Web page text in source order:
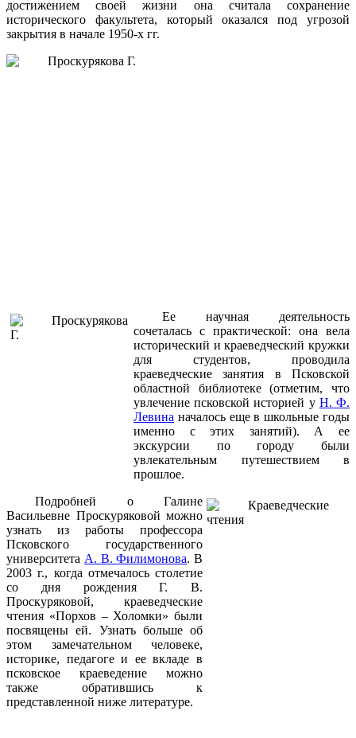
достижением своей жизни она считала сохранение
исторического факультета, который оказался под угрозой
закрытия в начале 1950-х гг.
Ее научная деятельность
сочеталась с практической: она вела
исторический и краеведческий кружки
для студентов, проводила
краеведческие занятия в Псковской
областной библиотеке (отметим, что
увлечение псковской историей у Н. Ф.
Левина началось еще в школьные годы
именно с этих занятий). А ее
экскурсии по городу были
увлекательным путешествием в
прошлое.
Подробней о Галине
Васильевне Проскуряковой можно
узнать из работы профессора
Псковского государственного
университета А. В. Филимонова. В
2003 г., когда отмечалось столетие
со дня рождения Г. В.
Проскуряковой, краеведческие
чтения «Порхов – Холомки» были
посвящены ей. Узнать больше об
этом замечательном человеке,
историке, педагоге и ее вкладе в
псковское краеведение можно
также обратившись к
представленной ниже литературе.